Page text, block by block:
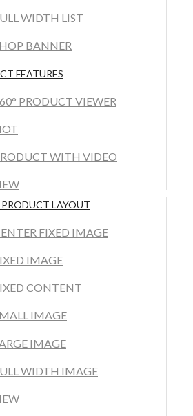
WIDTH LIST
BANNER
FEATURES
PRODUCT VIEWER
WITH VIDEO
PRODUCT LAYOUT
FIXED IMAGE
IMAGE
CONTENT
IMAGE
IMAGE
WIDTH IMAGE